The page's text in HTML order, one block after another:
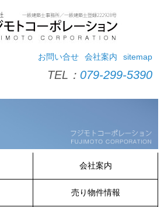
sitemap
会社案内
お問い合せ
TEL： 079-299-5390
会社案内
売り物件情報